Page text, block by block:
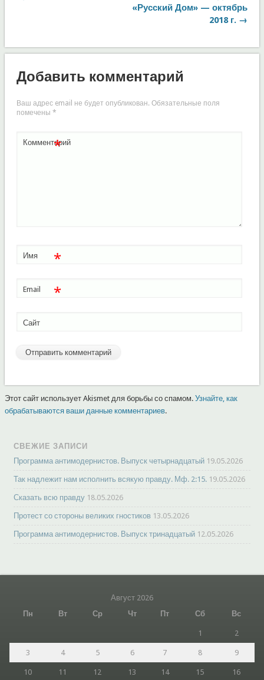
«Русский Дом» — октябрь
2018 г. →
Добавить комментарий
Ваш адрес email не будет опубликован. Обязательные поля
помечены *
Комментарий
*
Имя *
Email *
Сайт
Этот сайт использует Akismet для борьбы со спамом. Узнайте, как
обрабатываются ваши данные комментариев.
СВЕЖИЕ ЗАПИСИ
Программа антимодернистов. Выпуск четырнадцатый 19.05.2026
Так надлежит нам исполнить всякую правду. Мф. 2:15. 19.05.2026
Сказать всю правду 18.05.2026
Протест со стороны великих гностиков 13.05.2026
Программа антимодернистов. Выпуск тринадцатый 12.05.2026
Август 2026
Пн
Вт Ср Чт Пт Сб Вс
1 2
3 4 5 6 7 8 9
10 11 12 13 14 15 16